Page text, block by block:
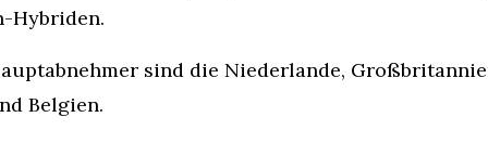
Hybriden.
sind die Niederlande,
Belgien.